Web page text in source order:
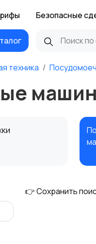
Безопасные
техника
👉 Сохранить